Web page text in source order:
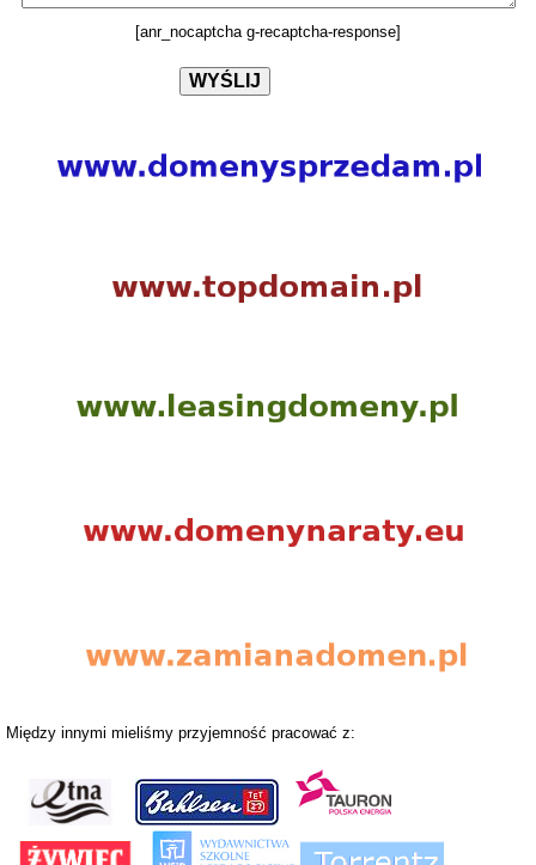
[anr_nocaptcha g-recaptcha-response]
Między innymi mieliśmy przyjemność pracować z: